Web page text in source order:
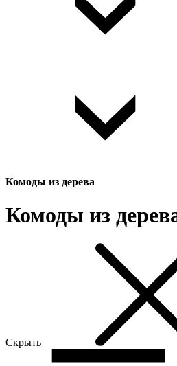
Комоды из дерева
Комоды из
Скрыть